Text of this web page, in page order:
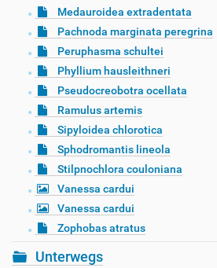
Medauroidea extradentata
Pachnoda marginata peregrina
Peruphasma schultei
Phyllium hausleithneri
Pseudocreobotra ocellata
Ramulus artemis
Sipyloidea chlorotica
Sphodromantis lineola
Stilpnochlora couloniana
Vanessa cardui
Vanessa cardui
Zophobas atratus
Unterwegs